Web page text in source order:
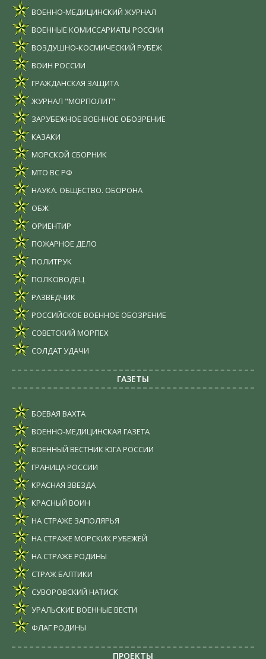
ВОЕННО-МЕДИЦИНСКИЙ ЖУРНАЛ
ВОЕННЫЕ КОМИССАРИАТЫ РОССИИ
ВОЗДУШНО-КОСМИЧЕСКИЙ РУБЕЖ
ВОИН РОССИИ
ГРАЖДАНСКАЯ ЗАЩИТА
ЖУРНАЛ "МОРПОЛИТ"
ЗАРУБЕЖНОЕ ВОЕННОЕ ОБОЗРЕНИЕ
КАЗАКИ
МОРСКОЙ СБОРНИК
МТО ВС РФ
НАУКА. ОБЩЕСТВО. ОБОРОНА
ОБЖ
ОРИЕНТИР
ПОЖАРНОЕ ДЕЛО
ПОЛИТРУК
ПОЛКОВОДЕЦ
РАЗВЕДЧИК
РОССИЙСКОЕ ВОЕННОЕ ОБОЗРЕНИЕ
СОВЕТСКИЙ МОРПЕХ
СОЛДАТ УДАЧИ
ГАЗЕТЫ
БОЕВАЯ ВАХТА
ВОЕННО-МЕДИЦИНСКАЯ ГАЗЕТА
ВОЕННЫЙ ВЕСТНИК ЮГА РОССИИ
ГРАНИЦА РОССИИ
КРАСНАЯ ЗВЕЗДА
КРАСНЫЙ ВОИН
НА СТРАЖЕ ЗАПОЛЯРЬЯ
НА СТРАЖЕ МОРСКИХ РУБЕЖЕЙ
НА СТРАЖЕ РОДИНЫ
СТРАЖ БАЛТИКИ
СУВОРОВСКИЙ НАТИСК
УРАЛЬСКИЕ ВОЕННЫЕ ВЕСТИ
ФЛАГ РОДИНЫ
ПРОЕКТЫ